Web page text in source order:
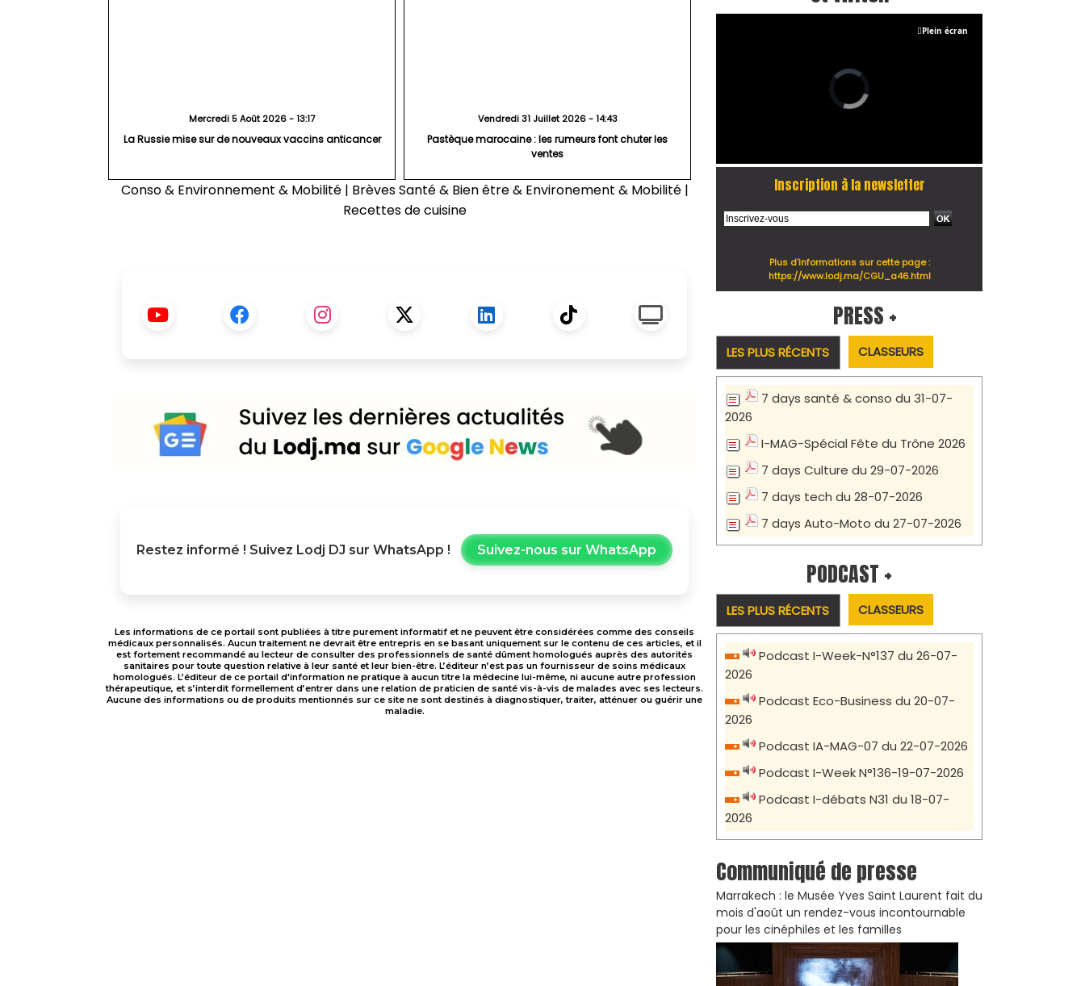
Mercredi 5 Août 2026 - 13:17
La Russie mise sur de nouveaux vaccins anticancer
Vendredi 31 Juillet 2026 - 14:43
Pastèque marocaine : les rumeurs font chuter les
ventes
Conso & Environnement & Mobilité | Brèves Santé & Bien être & Environement & Mobilité |
Recettes de cuisine
Restez informé ! Suivez Lodj DJ sur WhatsApp ! Suivez-nous sur WhatsApp
Les informations de ce portail sont publiées à titre purement informatif et ne peuvent être considérées comme des conseils
médicaux personnalisés. Aucun traitement ne devrait être entrepris en se basant uniquement sur le contenu de ces articles, et il
est fortement recommandé au lecteur de consulter des professionnels de santé dûment homologués auprès des autorités
sanitaires pour toute question relative à leur santé et leur bien-être. L’éditeur n’est pas un fournisseur de soins médicaux
homologués. L’éditeur de ce portail d'information ne pratique à aucun titre la médecine lui-même, ni aucune autre profession
thérapeutique, et s’interdit formellement d’entrer dans une relation de praticien de santé vis-à-vis de malades avec ses lecteurs.
Aucune des informations ou de produits mentionnés sur ce site ne sont destinés à diagnostiquer, traiter, atténuer ou guérir une
maladie.
Plein écran
Inscription à la newsletter
Plus d'informations sur cette page :
https://www.lodj.ma/CGU_a46.html
PRESS +
LES PLUS RÉCENTS CLASSEURS
7 days santé & conso du 31-07-
2026
I-MAG-Spécial Fête du Trône 2026
7 days Culture du 29-07-2026
7 days tech du 28-07-2026
7 days Auto-Moto du 27-07-2026
PODCAST +
LES PLUS RÉCENTS CLASSEURS
Podcast I-Week-N°137 du 26-07-
2026
Podcast Eco-Business du 20-07-
2026
Podcast IA-MAG-07 du 22-07-2026
Podcast I-Week N°136-19-07-2026
Podcast I-débats N31 du 18-07-
2026
Communiqué de presse
Marrakech : le Musée Yves Saint Laurent fait du
mois d'août un rendez-vous incontournable
pour les cinéphiles et les familles